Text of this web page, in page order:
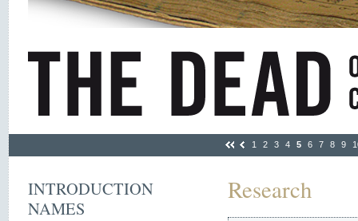
1 2 3 4 5 6 7 8 9
INTRODUCTION
NAMES
Research